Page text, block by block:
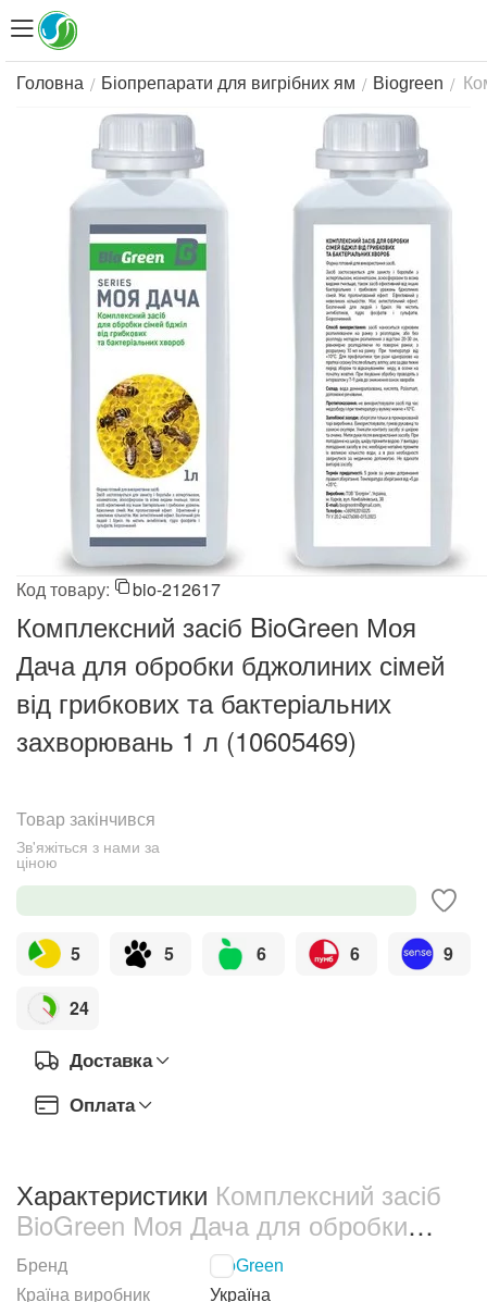
Головна / Біопрепарати для вигрібних ям / Biogreen /
Код товару: bio-212617
Комплексний засіб BioGreen Моя
Дача для обробки бджолиних сімей
від грибкових та бактеріальних
захворювань 1 л (10605469)
Зв'яжіться з нами за
ціною
Товар закінчився
5 5 6 6 9
24
Доставка
Оплата
Характеристики Комплексний засіб
BioGreen Моя Дача для обробки
бджолиних сімей від грибкових та
бактеріальних захворювань 1 л
Бренд BioGreen
Країна виробник
Україна